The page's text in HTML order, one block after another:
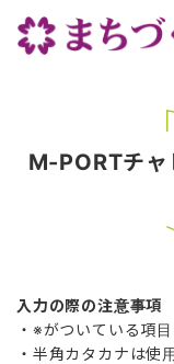
M-PORTチャ
入力の際の注意事項
・※がついている項
・半角カタカナは使